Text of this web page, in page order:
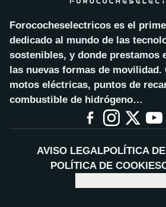
Forococheselectricos es el
dedicado al mundo de las
sostenibles, y donde prestamos
las nuevas formas de movilidad.
motos eléctricas, puntos de
combustible de hidrógeno…
AVISO LEGALPOLÍTICA
POLÍTICA DE COOKIES